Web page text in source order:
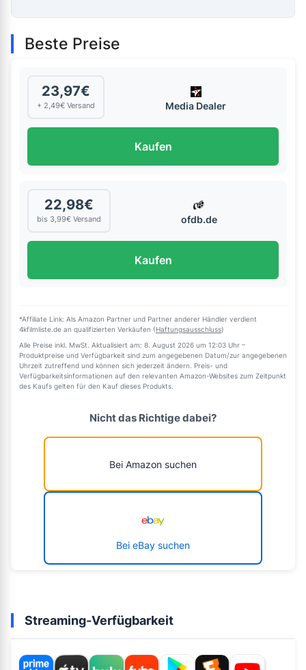
Beste Preise
Media Dealer
23,97€
+ 2,49€ Versand
Kaufen
ofdb.de
22,98€
bis 3,99€ Versand
Kaufen
*Affiliate Link: Als Amazon Partner und Partner anderer Händler verdient
4kfilmliste.de an qualifizierten Verkäufen (Haftungsausschluss)
Alle Preise inkl. MwSt. Aktualisiert am: 8. August 2026 um 12:03 Uhr –
Produktpreise und Verfügbarkeit sind zum angegebenen Datum/zur angegebenen
Uhrzeit zutreffend und können sich jederzeit ändern. Preis- und
Verfügbarkeitsinformationen auf den relevanten Amazon-Websites zum Zeitpunkt
des Kaufs gelten für den Kauf dieses Produkts.
Nicht das Richtige dabei?
Bei Amazon suchen
Bei eBay suchen
Streaming-Verfügbarkeit